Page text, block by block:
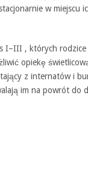
w miejscu
I–III , których rodzice
opiekę
z internatów i
im na powrót do